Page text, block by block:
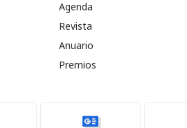
Agenda
Revista
Anuario
Premios